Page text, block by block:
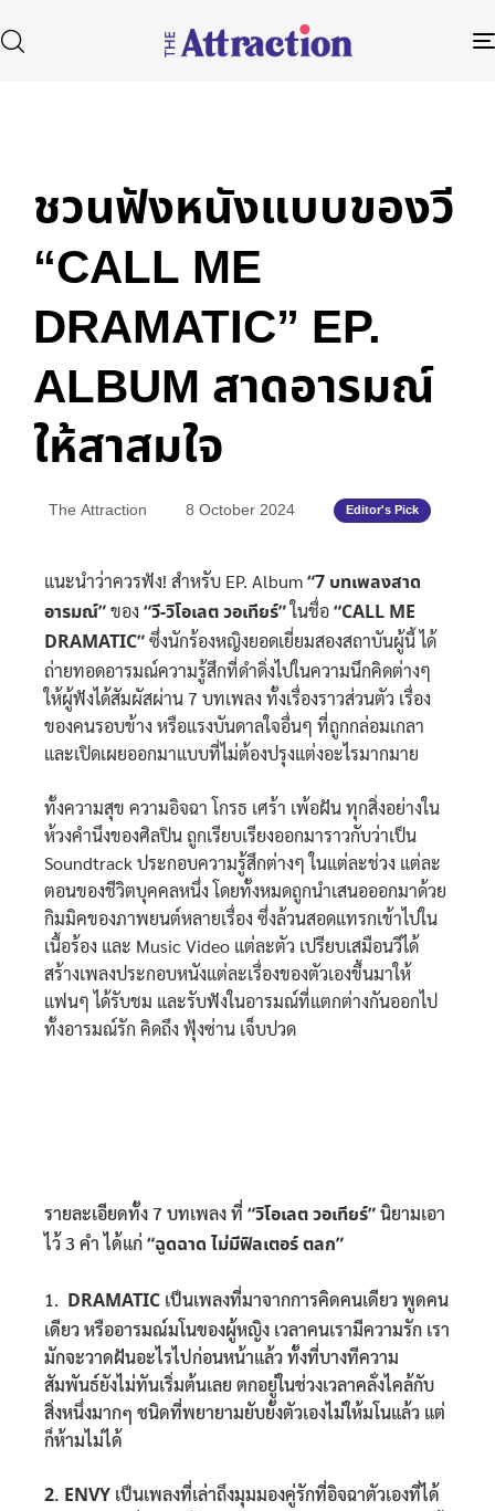
Type and hit enter
ชวนฟังหนังแบบของวี
“CALL ME
DRAMATIC” EP.
ALBUM สาดอารมณ์
ให้สาสมใจ
The Attraction 8 October 2024 Editor's Pick
แนะนำว่าควรฟัง! สำหรับ EP. Album“7 บทเพลงสาด
อารมณ์”ของ “วี-วิโอเลต วอเทียร์”ในชื่อ“CALL ME
DRAMATIC”ซึ่งนักร้องหญิงยอดเยี่ยมสองสถาบันผู้นี้ ได้
ถ่ายทอดอารมณ์ความรู้สึกที่ดำดิ่งไปในความนึกคิดต่างๆ
ให้ผู้ฟังได้สัมผัสผ่าน 7 บทเพลง ทั้งเรื่องราวส่วนตัว เรื่อง
ของคนรอบข้าง หรือแรงบันดาลใจอื่นๆ ที่ถูกกล่อมเกลา
และเปิดเผยออกมาแบบที่ไม่ต้องปรุงแต่งอะไรมากมาย
ทั้งความสุข ความอิจฉา โกรธ เศร้า เพ้อฝัน ทุกสิ่งอย่างใน
ห้วงคำนึงของศิลปิน ถูกเรียบเรียงออกมาราวกับว่าเป็น
Soundtrack ประกอบความรู้สึกต่างๆ ในแต่ละช่วง แต่ละ
ตอนของชีวิตบุคคลหนึ่ง โดยทั้งหมดถูกนำเสนอออกมาด้วย
กิมมิคของภาพยนต์หลายเรื่อง ซึ่งล้วนสอดแทรกเข้าไปใน
เนื้อร้อง และ Music Video แต่ละตัว เปรียบเสมือนวีได้
สร้างเพลงประกอบหนังแต่ละเรื่องของตัวเองขึ้นมาให้
แฟนๆ ได้รับชม และรับฟังในอารมณ์ที่แตกต่างกันออกไป
ทั้งอารมณ์รัก คิดถึง ฟุ้งซ่าน เจ็บปวด
รายละเอียดทั้ง 7 บทเพลง ที่ “วิโอเลต วอเทียร์”นิยามเอา
ไว้ 3 คำ ได้แก่“ฉูดฉาด ไม่มีฟิลเตอร์ ตลก”
1. DRAMATIC เป็นเพลงที่มาจากการคิดคนเดียว พูดคน
เดียว หรืออารมณ์มโนของผู้หญิง เวลาคนเรามีความรัก เรา
มักจะวาดฝันอะไรไปก่อนหน้าแล้ว ทั้งที่บางทีความ
สัมพันธ์ยังไม่ทันเริ่มต้นเลย ตกอยู่ในช่วงเวลาคลั่งไคล้กับ
สิ่งหนึ่งมากๆ ชนิดที่พยายามยับยั้งตัวเองไม่ให้มโนแล้ว แต่
ก็ห้ามไม่ได้
2. ENVY เป็นเพลงที่เล่าถึงมุมมองคู่รักที่อิจฉาตัวเองที่ได้